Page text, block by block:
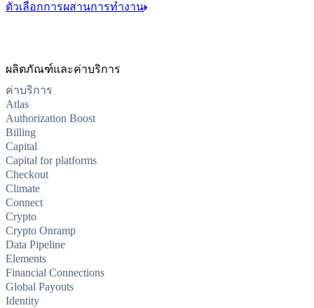
ตัวเลือกการผสานการทำงาน
ผลิตภัณฑ์และค่าบริการ
ค่าบริการ
Atlas
Authorization Boost
Billing
Capital
Capital for platforms
Checkout
Climate
Connect
Crypto
Crypto Onramp
Data Pipeline
Elements
Financial Connections
Global Payouts
Identity